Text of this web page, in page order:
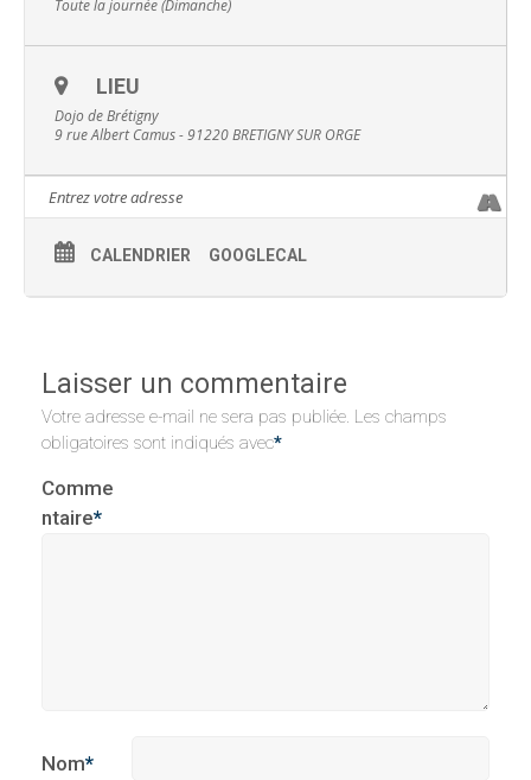
Toute la journée (Dimanche)
LIEU
Dojo de Brétigny
9 rue Albert Camus - 91220 BRETIGNY SUR ORGE
CALENDRIER GOOGLECAL
Laisser un commentaire
Votre adresse e-mail ne sera pas publiée. Les champs
obligatoires sont indiqués avec*
Comme
ntaire*
Nom*